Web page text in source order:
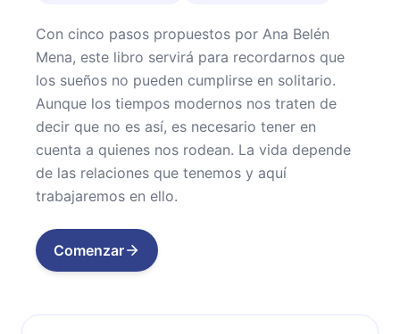
Con cinco pasos propuestos por Ana Belén
Mena, este libro servirá para recordarnos que
los sueños no pueden cumplirse en solitario.
Aunque los tiempos modernos nos traten de
decir que no es así, es necesario tener en
cuenta a quienes nos rodean. La vida depende
de las relaciones que tenemos y aquí
trabajaremos en ello.
Comenzar